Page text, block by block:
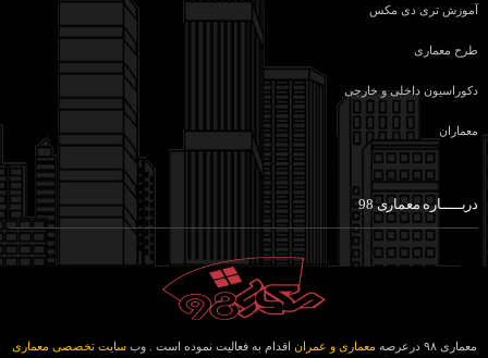
آموزش تری دی مکس
طرح معماری
دکوراسیون داخلی و خارجی
معماران
دربـــــاره معماری 98
معماری ۹۸ درعرصه معماری و عمران اقدام به فعالیت نموده است . وبسایت تخصصی معماری